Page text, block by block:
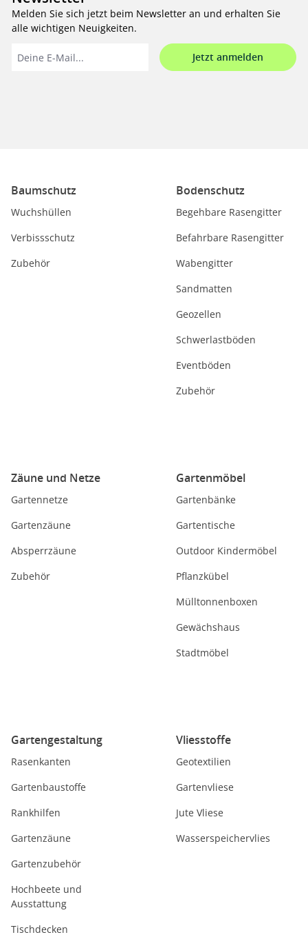
Melden Sie sich jetzt beim Newsletter an und erhalten Sie
alle wichtigen Neuigkeiten.
Jetzt anmelden
Baumschutz
Wuchshüllen
Verbissschutz
Zubehör
Bodenschutz
Begehbare Rasengitter
Befahrbare Rasengitter
Wabengitter
Sandmatten
Geozellen
Schwerlastböden
Eventböden
Zubehör
Zäune und Netze
Gartennetze
Gartenzäune
Absperrzäune
Zubehör
Gartenmöbel
Gartenbänke
Gartentische
Outdoor Kindermöbel
Pflanzkübel
Mülltonnenboxen
Gewächshaus
Stadtmöbel
Gartengestaltung
Rasenkanten
Gartenbaustoffe
Rankhilfen
Gartenzäune
Gartenzubehör
Hochbeete und
Ausstattung
Tischdecken
Vliesstoffe
Geotextilien
Gartenvliese
Jute Vliese
Wasserspeichervlies